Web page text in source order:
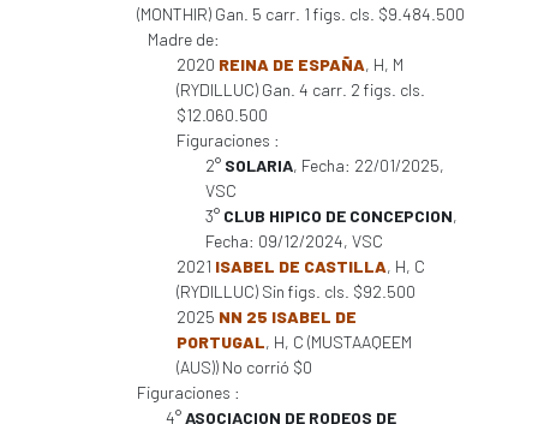
(MONTHIR) Gan. 5 carr. 1 figs. cls. $9.484.500
Madre de:
2020 REINA DE ESPAÑA, H, M
(RYDILLUC) Gan. 4 carr. 2 figs. cls.
$12.060.500
Figuraciones :
2° SOLARIA, Fecha: 22/01/2025,
VSC
3° CLUB HIPICO DE CONCEPCION,
Fecha: 09/12/2024, VSC
2021 ISABEL DE CASTILLA, H, C
(RYDILLUC) Sin figs. cls. $92.500
2025 NN 25 ISABEL DE
PORTUGAL, H, C (MUSTAAQEEM
(AUS)) No corrió $0
Figuraciones :
4°ASOCIACION DE RODEOS DE